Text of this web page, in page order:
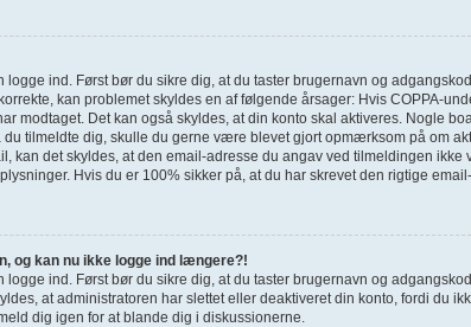
ind. Først bør du sikre dig, at du taster brugernavn og
kan problemet skyldes en af følgende årsager: Hvis COPPA-
modtaget. Det kan også skyldes, at din konto skal aktiveres. Nogle
tilmeldte dig, skulle du gerne være blevet gjort opmærksom på om
kan det skyldes, at den email-adresse du angav ved tilmeldingen ikke
Hvis du er 100% sikker på, at du har skrevet den rigtige
og kan nu ikke logge ind længere?!
ind. Først bør du sikre dig, at du taster brugernavn og
at administratoren har slettet eller deaktiveret din konto, fordi
dig igen for at blande dig i diskussionerne.